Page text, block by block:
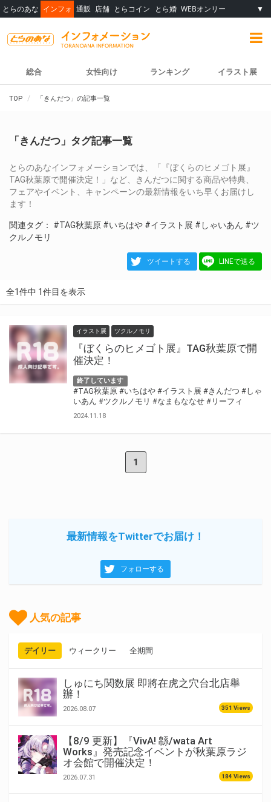
とらのあな インフォ 通販 店舗 とらコイン とら婚 WEBオンリー ▼
総合 女性向け ランキング イラスト展
TOP 「きんだつ」の記事一覧
「きんだつ」タグ記事一覧
とらのあなインフォメーションでは、「『ぼくらのヒメゴト展』
TAG秋葉原で開催決定！」など、きんだつに関する商品や特典、
フェアやイベント、キャンペーンの最新情報をいち早くお届けし
ます！
関連タグ： #TAG秋葉原 #いちはや #イラスト展 #しゃいあん #ツ
クルノモリ
ツイートする LINEで送る
全1件中 1件目を表示
イラスト展 ツクルノモリ
『ぼくらのヒメゴト展』TAG秋葉原で開
催決定！
終了しています
#TAG秋葉原 #いちはや #イラスト展 #きんだつ #しゃ
いあん #ツクルノモリ #なまもななせ #リーフィ
2024.11.18
1
最新情報をTwitterでお届け！
フォローする
人気の記事
デイリー ウィークリー 全期間
しゅにち関数展 即將在虎之穴台北店舉
辦！
2026.08.07 351 Views
【8/9 更新】『VivA! 緜/wata Art
Works』発売記念イベントが秋葉原ラジ
オ会館で開催決定！
2026.07.31 184 Views